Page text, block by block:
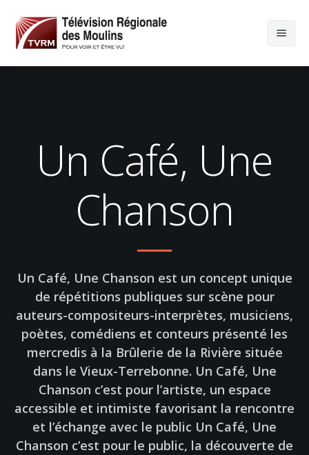
Un Café, Une
Chanson
Un Café, Une Chanson est un concept unique
de répétitions publiques sur scène pour
auteurs-compositeurs-interprètes, musiciens,
poètes, comédiens et conteurs présenté les
mercredis à la Brûlerie de la Rivière située
dans le Vieux-Terrebonne. Un Café, Une
Chanson c’est pour l’artiste, un espace
accessible et intimiste favorisant la rencontre
et l’échange avec le public Un Café, Une
Chanson c’est pour le public, la découverte de